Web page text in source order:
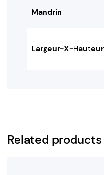
Mandrin
Largeur-X-Hauteur
Related products